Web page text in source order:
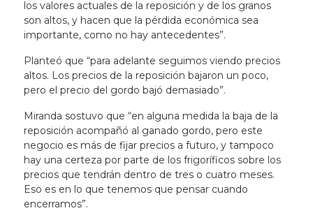
los valores actuales de la reposición y de los granos
son altos, y hacen que la pérdida económica sea
importante, como no hay antecedentes”.
Planteó que “para adelante seguimos viendo precios
altos. Los precios de la reposición bajaron un poco,
pero el precio del gordo bajó demasiado”.
Miranda sostuvo que “en alguna medida la baja de la
reposición acompañó al ganado gordo, pero este
negocio es más de fijar precios a futuro, y tampoco
hay una certeza por parte de los frigoríficos sobre los
precios que tendrán dentro de tres o cuatro meses.
Eso es en lo que tenemos que pensar cuando
encerramos”.